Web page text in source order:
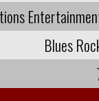
Blues